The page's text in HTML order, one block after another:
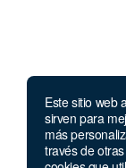
Este sitio web
sirven para
más
través de
Llámanos
Lunes a